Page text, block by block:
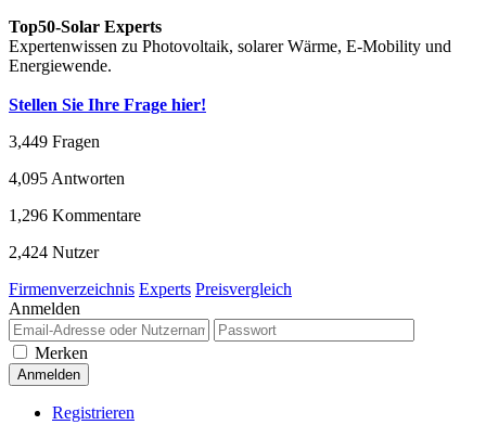
Top50-Solar Experts
Expertenwissen zu Photovoltaik, solarer Wärme, E-Mobility und
Energiewende.
Stellen Sie Ihre Frage hier!
3,449 Fragen
4,095 Antworten
1,296 Kommentare
2,424 Nutzer
Firmenverzeichnis Experts Preisvergleich
Anmelden
Merken
Registrieren